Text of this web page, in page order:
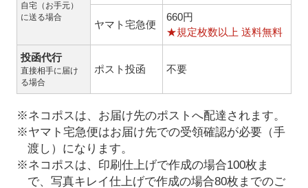
自宅（お手元）
に送る場合
ヤマト宅急便
660円
★規定枚数以上 送料無料
投函代行
直接相手に届け
る場合
ポスト投函 不要
※ネコポスは、お届け先のポストへ配達されます。
※ヤマト宅急便はお届け先での受領確認が必要（手
渡し）になります。
※ネコポスは、印刷仕上げで作成の場合100枚ま
で、写真キレイ仕上げで作成の場合80枚までのご